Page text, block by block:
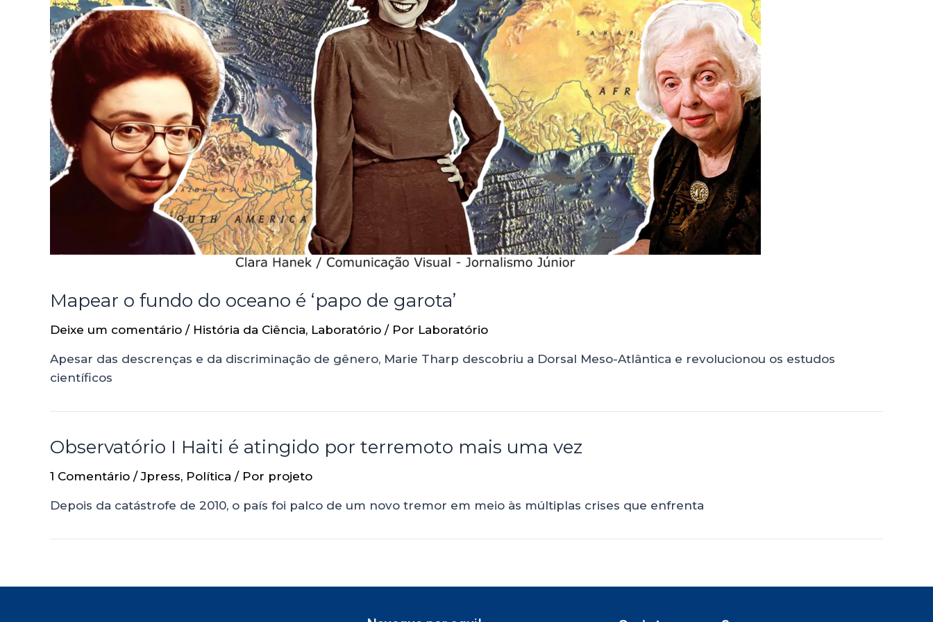
Mapear o fundo do oceano é ‘papo de garota’
Deixe um comentário / História da Ciência, Laboratório / Por Laboratório
Apesar das descrenças e da discriminação de gênero, Marie Tharp descobriu a Dorsal Meso-Atlântica e revolucionou os estudos
científicos
Observatório I Haiti é atingido por terremoto mais uma vez
1 Comentário /Jpress, Política / Por projeto
Depois da catástrofe de 2010, o país foi palco de um novo tremor em meio às múltiplas crises que enfrenta